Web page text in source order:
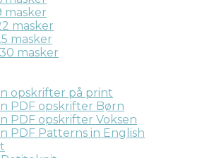
masker
masker
masker
masker
opskrifter på print
PDF opskrifter Børn
PDF opskrifter Voksen
PDF Patterns in English